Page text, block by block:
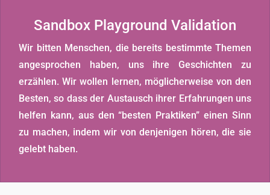
Sandbox Playground Validation
Wir bitten Menschen, die bereits bestimmte Themen
angesprochen haben, uns ihre Geschichten zu
erzählen. Wir wollen lernen, möglicherweise von den
Besten, so dass der Austausch ihrer Erfahrungen uns
helfen kann, aus den “besten Praktiken” einen Sinn
zu machen, indem wir von denjenigen hören, die sie
gelebt haben.